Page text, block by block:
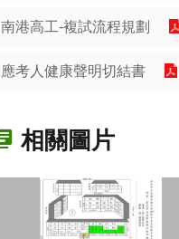
南港高工-複試流程規劃
應考人健康聲明切結書
相關圖片